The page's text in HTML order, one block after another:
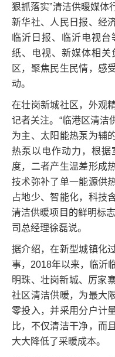
狠抓落实”清洁供暖媒体
新华社、人民日报、经
临沂日报、临沂电视
纸、电视、新媒体相
区，聚焦民生民情，感
动。
在壮岗新城社区，外观
记者关注。“临港区清洁
为主、太阳能热泵为辅
热泵以电作动力，根
度，二者产生温差形成
技术弥补了单一能源供
占地少、智能化，科技
清洁供暖项目的鲜明标
司总经理徐磊说。
据介绍，在新型城镇化
事，2018年以来，临沂
明珠、壮岗新城、厉家
社区清洁供暖，为最大
零投入，并采用分户计
比，不仅清洁干净，而
大大降低了采暖成本。